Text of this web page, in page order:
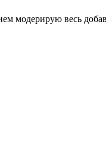
модерирую весь